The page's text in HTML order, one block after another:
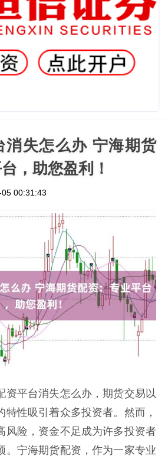
消失怎么办 宁海期货
，助您盈利！
00:31:43
资平台消失怎么办，期货交易以
特性吸引着众多投资者。然而，
风险，资金不足成为许多投资者
。宁海期货配资，作为一家专业